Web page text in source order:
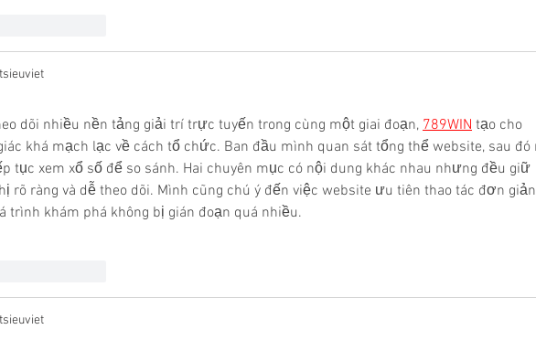
dõi nhiều nền tảng giải trí trực tuyến trong cùng một giai đoạn, 789WIN tạo cho
khá mạch lạc về cách tổ chức. Ban đầu mình quan sát tổng thể website, sau đó
tục xem xổ số để so sánh. Hai chuyên mục có nội dung khác nhau nhưng đều giữ
rõ ràng và dễ theo dõi. Mình cũng chú ý đến việc website ưu tiên thao tác đơn
trình khám phá không bị gián đoạn quá nhiều.